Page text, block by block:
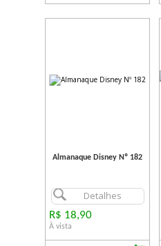
Almanaque Disney Nº 182
Detalhes
R$ 18,90
À vista